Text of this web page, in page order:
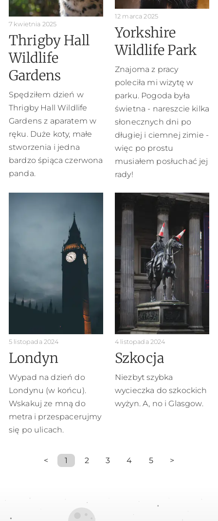
7 kwietnia 2025
Thrigby Hall
Wildlife
Gardens
Spędziłem dzień w
Thrigby Hall Wildlife
Gardens z aparatem w
ręku. Duże koty, małe
stworzenia i jedna
bardzo śpiąca czerwona
panda.
12 marca 2025
Yorkshire
Wildlife Park
Znajoma z pracy
poleciła mi wizytę w
parku. Pogoda była
świetna - nareszcie kilka
słonecznych dni po
długiej i ciemnej zimie -
więc po prostu
musiałem posłuchać jej
rady!
5 listopada 2024
Londyn
Wypad na dzień do
Londynu (w końcu).
Wskakuj ze mną do
metra i przespacerujmy
się po ulicach.
4 listopada 2024
Szkocja
Niezbyt szybka
wycieczka do szkockich
wyżyn. A, no i Glasgow.
< 1 2 3 4 5 >